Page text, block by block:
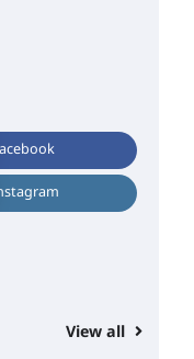
View all